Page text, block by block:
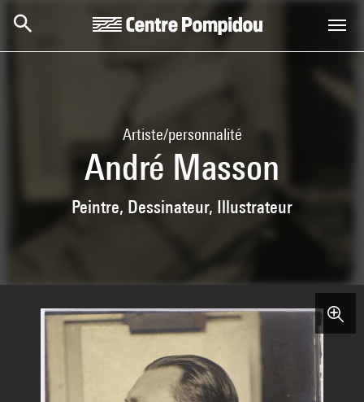
Artiste/personnalité
André Masson
Peintre, Dessinateur, Illustrateur